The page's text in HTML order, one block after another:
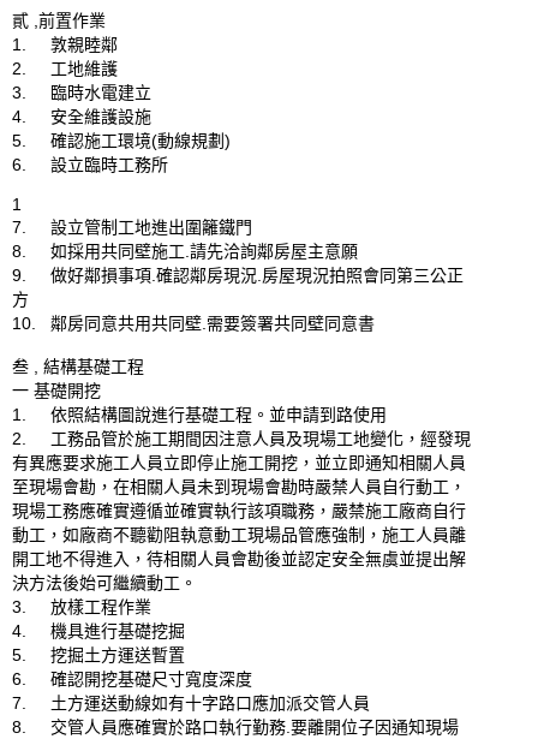
貳 ,前置作業
1.	敦親睦鄰
2.	工地維護
3.	臨時水電建立
4.	安全維護設施
5.	確認施工環境(動線規劃)
6.	設立臨時工務所
1
7.	設立管制工地進出圍籬鐵門
8.	如採用共同壁施工.請先洽詢鄰房屋主意願
9.	做好鄰損事項.確認鄰房現況.房屋現況拍照會同第三公正
方
10.	鄰房同意共用共同壁.需要簽署共同壁同意書
叁 , 結構基礎工程
一 基礎開挖
1.	依照結構圖說進行基礎工程。並申請到路使用
2.	工務品管於施工期間因注意人員及現場工地變化，經發現
有異應要求施工人員立即停止施工開挖，並立即通知相關人員
至現場會勘，在相關人員未到現場會勘時嚴禁人員自行動工，
現場工務應確實遵循並確實執行該項職務，嚴禁施工廠商自行
動工，如廠商不聽勸阻執意動工現場品管應強制，施工人員離
開工地不得進入，待相關人員會勘後並認定安全無虞並提出解
決方法後始可繼續動工。
3.	放樣工程作業
4.	機具進行基礎挖掘
5.	挖掘土方運送暫置
6.	確認開挖基礎尺寸寬度深度
7.	土方運送動線如有十字路口應加派交管人員
8.	交管人員應確實於路口執行勤務.要離開位子因通知現場